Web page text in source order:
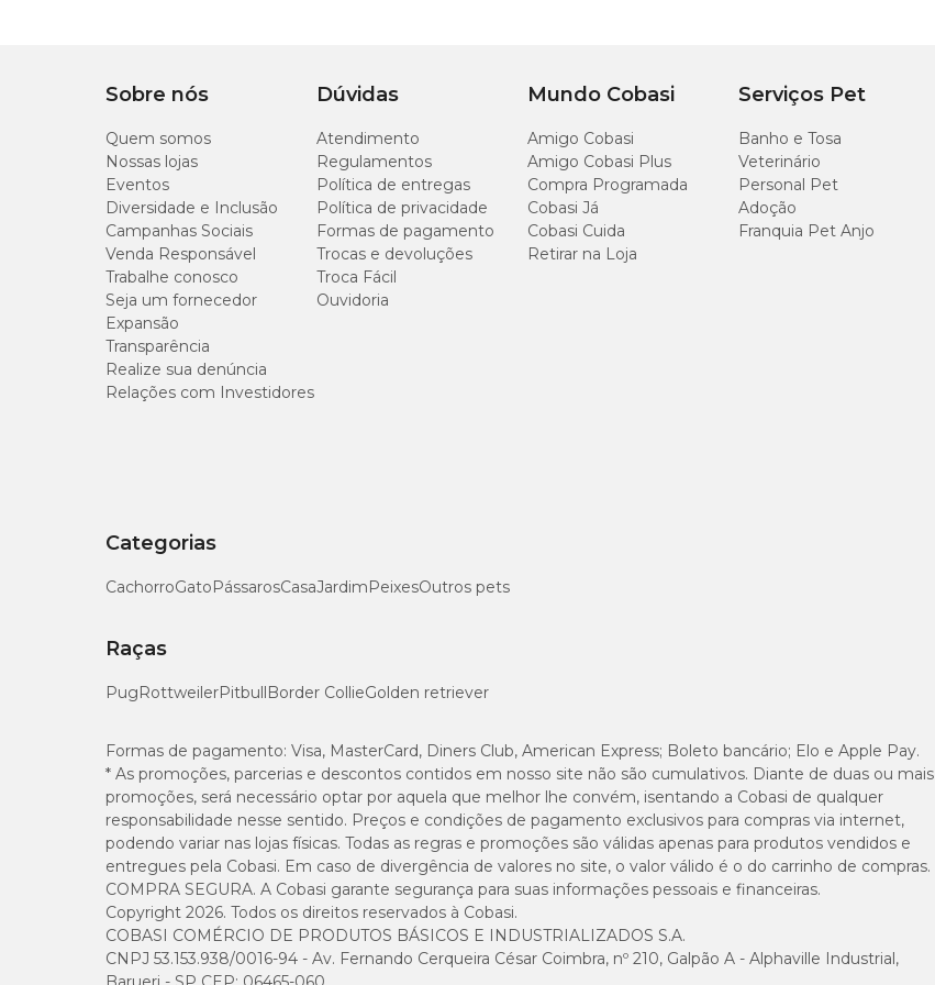
Medidas aproximadas
Altura 5,5cm
Largura 9cm
Profundidade 9cm
Sobre nós
Quem somos
Nossas lojas
Eventos
Diversidade e Inclusão
Campanhas Sociais
Venda Responsável
Trabalhe conosco
Seja um fornecedor
Expansão
Transparência
Realize sua denúncia
Relações com Investidores
Dúvidas
Atendimento
Regulamentos
Política de entregas
Política de privacidade
Formas de pagamento
Trocas e devoluções
Troca Fácil
Ouvidoria
Mundo Cobasi
Amigo Cobasi
Amigo Cobasi Plus
Compra Programada
Cobasi Já
Cobasi Cuida
Retirar na Loja
Serviços Pet
Banho e Tosa
Veterinário
Personal Pet
Adoção
Franquia Pet Anjo
Categorias
CachorroGatoPássarosCasaJardimPeixesOutros pets
Raças
PugRottweilerPitbullBorder CollieGolden retriever
Formas de pagamento: Visa, MasterCard, Diners Club, American Express; Boleto bancário; Elo e Apple Pay.
* As promoções, parcerias e descontos contidos em nosso site não são cumulativos. Diante de duas ou mais
promoções, será necessário optar por aquela que melhor lhe convém, isentando a Cobasi de qualquer
responsabilidade nesse sentido. Preços e condições de pagamento exclusivos para compras via internet,
podendo variar nas lojas físicas. Todas as regras e promoções são válidas apenas para produtos vendidos e
entregues pela Cobasi. Em caso de divergência de valores no site, o valor válido é o do carrinho de compras.
COMPRA SEGURA. A Cobasi garante segurança para suas informações pessoais e financeiras.
Copyright 2026. Todos os direitos reservados à Cobasi.
COBASI COMÉRCIO DE PRODUTOS BÁSICOS E INDUSTRIALIZADOS S.A.
CNPJ 53.153.938/0016-94 - Av. Fernando Cerqueira César Coimbra, nº 210, Galpão A - Alphaville Industrial,